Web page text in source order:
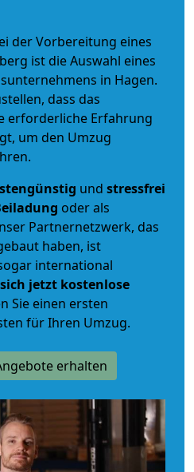
der Vorbereitung eines
ist die Auswahl eines
in Hagen.
dass das
erforderliche Erfahrung
um den Umzug
und stressfrei
oder als
Partnernetzwerk, das
haben, ist
international
jetzt kostenlose
Sie einen ersten
für Ihren Umzug.
erhalten